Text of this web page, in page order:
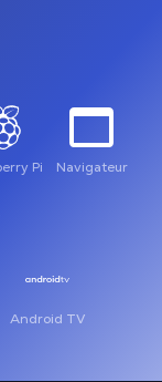
Pi Navigateur
Android TV